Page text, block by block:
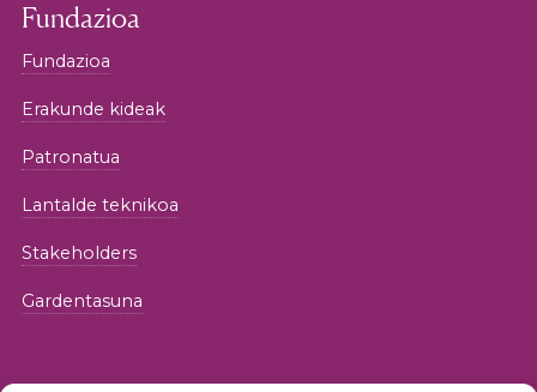
Fundazioa
Fundazioa
Erakunde kideak
Patronatua
Lantalde teknikoa
Stakeholders
Gardentasuna